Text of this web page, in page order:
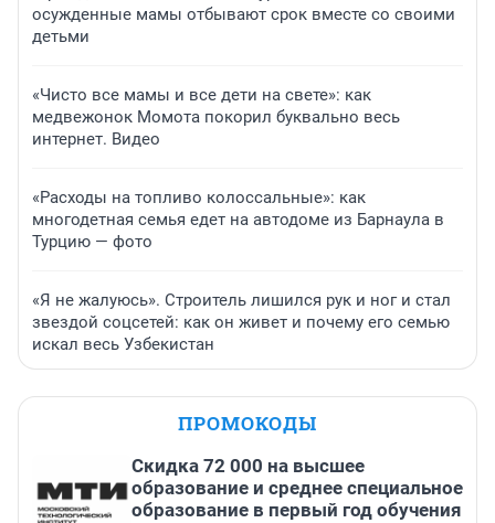
осужденные мамы отбывают срок вместе со своими
детьми
«Чисто все мамы и все дети на свете»: как
медвежонок Момота покорил буквально весь
интернет. Видео
«Расходы на топливо колоссальные»: как
многодетная семья едет на автодоме из Барнаула в
Турцию — фото
«Я не жалуюсь». Строитель лишился рук и ног и стал
звездой соцсетей: как он живет и почему его семью
искал весь Узбекистан
ПРОМОКОДЫ
Скидка 72 000 на высшее
образование и среднее специальное
образование в первый год обучения